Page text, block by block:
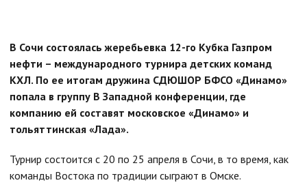
В Сочи состоялась жеребьевка 12-го Кубка Газпром
нефти – международного турнира детских команд
КХЛ. По ее итогам дружина СДЮШОР БФСО «Динамо»
попала в группу В Западной конференции, где
компанию ей составят московское «Динамо» и
тольяттинская «Лада».
Турнир состоится с 20 по 25 апреля в Сочи, в то время, как
команды Востока по традиции сыграют в Омске.